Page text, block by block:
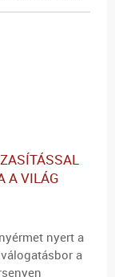
A VILÁG
nyert a
a